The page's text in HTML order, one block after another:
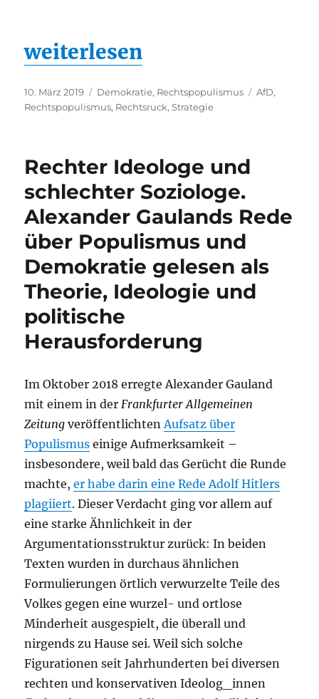
„Auf vielen Ebenen, mit
weiterlesen
Veröffentlicht
am
10. März 2019 Kategorien
Demokratie, Rechtspopulismus Schlagwörter
AfD,
Rechtspopulismus, Rechtsruck,Strategie
Rechter Ideologe und
schlechter Soziologe.
Alexander Gaulands Rede
über Populismus und
Demokratie gelesen als
Theorie, Ideologie und
politische
Herausforderung
Im Oktober 2018 erregte Alexander Gauland
mit einem in derFrankfurter Allgemeinen
ZeitungveröffentlichtenAufsatz über
Populismus einige Aufmerksamkeit –
insbesondere, weil bald das Gerücht die Runde
machte,er habe darin eine Rede Adolf Hitlers
plagiiert. Dieser Verdacht ging vor allem auf
eine starke Ähnlichkeit in der
Argumentationsstruktur zurück: In beiden
Texten wurden in durchaus ähnlichen
Formulierungen örtlich verwurzelte Teile des
Volkes gegen eine wurzel- und ortlose
Minderheit ausgespielt, die überall und
nirgends zu Hause sei. Weil sich solche
Figurationen seit Jahrhunderten bei diversen
rechten und konservativen Ideolog_innen